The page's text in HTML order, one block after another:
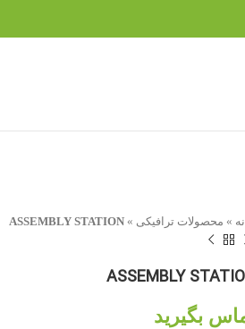
» محصولات ترافیکی »
ASSEMBLY STATION
ASSEMBLY
بگیرید